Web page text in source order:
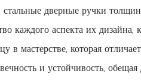
дверные ручки
каждого аспекта их
в мастерстве, которая
и устойчивость,